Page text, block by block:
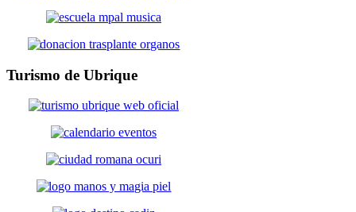
Turismo de Ubrique